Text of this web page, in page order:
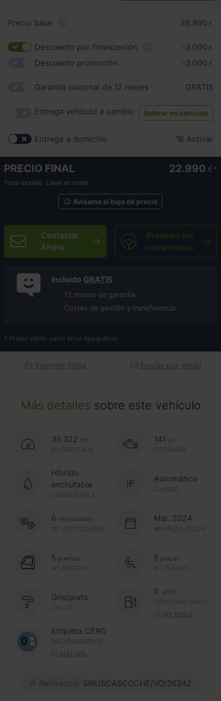
Más detalles sobre este vehículo
39.322 km
KILOMETRAJE
141 cv
POTENCIA
Híbrido
enchufable
COMBUSTIBLE
CAMBIO
Automático
Nº VELOCIDADES
6 velocidades Mar. 2024
MATRICULACIÓN
Nº PUERTAS
5 puertas
Nº PLAZAS
5 plazas
Gris/plata
COLOR
0
l/100
CONSUMO
(MEDIO)
Ver todos
Etiqueta CERO
MEDIOAMBIENTE
Más info
Referencia: SIBUSCASCOCHE/VO/36342
Precio base 28.990 €
Descuento por financiación -3.000 €
Descuento promoción -3.000 €
Garantía nacional de 12 meses GRATIS
Entrega vehículo a cambio Valorar mi vehículo
Entrega a domicilio Activar
PRECIO FINAL 22.990 €
Todo incuido. Llave en mano.
Avísame si baja de precio
Contactar
Ahora
Pruébalo sin
compromiso
Incluído GRATIS
12 meses de garantía
Costes de gestión y transferencia
* Precio válido salvo error tipográfico.
Imprimir ficha Enviar por email